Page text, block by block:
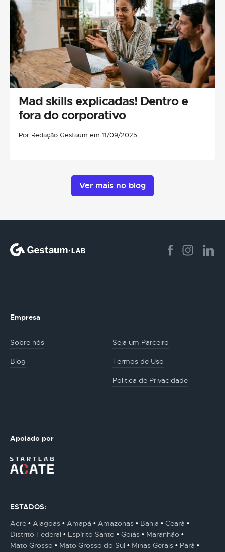
Mad skills explicadas! Dentro e
fora do corporativo
Por Redação Gestaum em 11/09/2025
Ver mais no blog
Empresa
Sobre nós Seja um Parceiro
Blog Termos de Uso
Politica de Privacidade
Apoiado por
ESTADOS:
Acre
Alagoas Amapá Amazonas Bahia
Ceará
Distrito Federal
Espírito Santo Goiás
Maranhão
Mato Grosso
Mato Grosso do Sul Minas Gerais
Pará